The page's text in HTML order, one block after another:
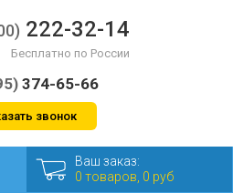
222-32-14
Бесплатно по России
374-65-66
звонок
Ваш заказ:
0 товаров, 0 руб